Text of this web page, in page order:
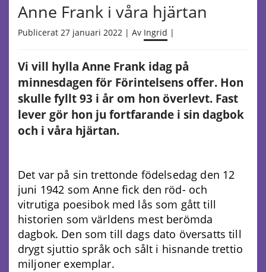
Anne Frank i våra hjärtan
Publicerat 27 januari 2022 | Av Ingrid |
Vi vill hylla Anne Frank idag på
minnesdagen för Förintelsens offer. Hon
skulle fyllt 93 i år om hon överlevt. Fast
lever gör hon ju fortfarande i sin dagbok
och i våra hjärtan.
Det var på sin trettonde födelsedag den 12
juni 1942 som Anne fick den röd- och
vitrutiga poesibok med lås som gått till
historien som världens mest berömda
dagbok. Den som till dags dato översatts till
drygt sjuttio språk och sålt i hisnande trettio
miljoner exemplar.